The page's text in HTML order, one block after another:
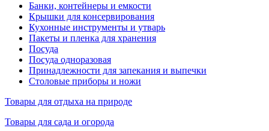
Банки, контейнеры и емкости
Крышки для консервирования
Кухонные инструменты и утварь
Пакеты и пленка для хранения
Посуда
Посуда одноразовая
Принадлежности для запекания и выпечки
Столовые приборы и ножи
Товары для отдыха на природе
Товары для сада и огорода